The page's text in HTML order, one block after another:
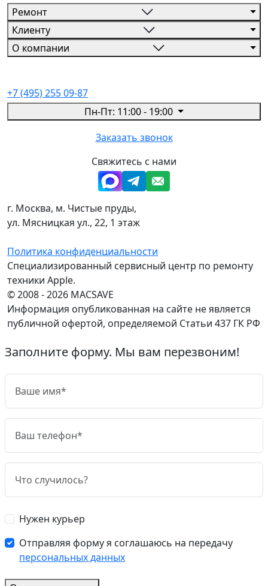
Ремонт
Клиенту
О компании
+7 (495) 255 09-87
Пн-Пт: 11:00 - 19:00
Заказать звонок
Свяжитесь с нами
г. Москва, м. Чистые пруды,
ул. Мясницкая ул., 22, 1 этаж
Политика конфиденциальности
Специализированный сервисный центр по ремонту
техники Apple.
© 2008 - 2026 MACSAVE
Информация опубликованная на сайте не является
публичной офертой, определяемой Статьи 437 ГК РФ
Заполните форму. Мы вам перезвоним!
Нужен курьер
Отправляя форму я соглашаюсь на передачу
персональных данных